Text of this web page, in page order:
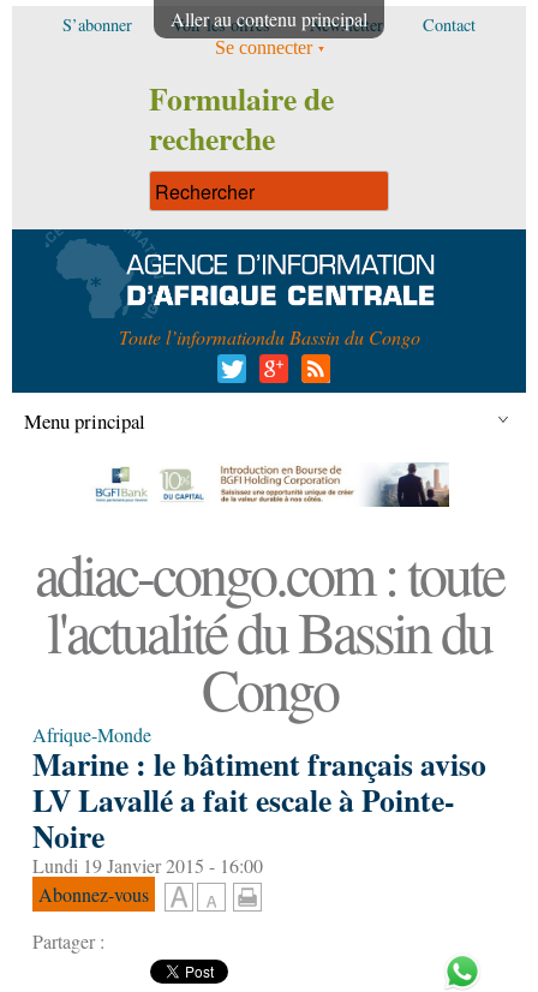
Aller au contenu principal
S’abonner Voir les offres Newsletter Contact
Se connecter
Formulaire de
recherche
Toute l’informationdu Bassin du Congo
Menu principal
adiac-congo.com : toute
l'actualité du Bassin du
Congo
Afrique-Monde
Marine : le bâtiment français aviso
LV Lavallé a fait escale à Pointe-
Noire
Lundi 19 Janvier 2015 - 16:00
Abonnez-vous
Partager :